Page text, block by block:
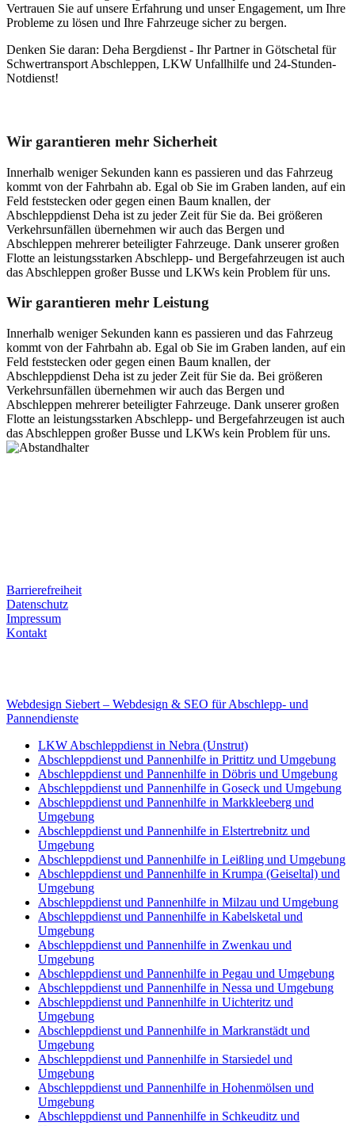
Vertrauen Sie auf unsere Erfahrung und unser Engagement, um Ihre
Probleme zu lösen und Ihre Fahrzeuge sicher zu bergen.
Denken Sie daran: Deha Bergdienst - Ihr Partner in Götschetal für
Schwertransport Abschleppen, LKW Unfallhilfe und 24-Stunden-
Notdienst!
Wir garantieren mehr Sicherheit
Innerhalb weniger Sekunden kann es passieren und das Fahrzeug
kommt von der Fahrbahn ab. Egal ob Sie im Graben landen, auf ein
Feld feststecken oder gegen einen Baum knallen, der
Abschleppdienst Deha ist zu jeder Zeit für Sie da. Bei größeren
Verkehrsunfällen übernehmen wir auch das Bergen und
Abschleppen mehrerer beteiligter Fahrzeuge. Dank unserer großen
Flotte an leistungsstarken Abschlepp- und Bergefahrzeugen ist auch
das Abschleppen großer Busse und LKWs kein Problem für uns.
Wir garantieren mehr Leistung
Innerhalb weniger Sekunden kann es passieren und das Fahrzeug
kommt von der Fahrbahn ab. Egal ob Sie im Graben landen, auf ein
Feld feststecken oder gegen einen Baum knallen, der
Abschleppdienst Deha ist zu jeder Zeit für Sie da. Bei größeren
Verkehrsunfällen übernehmen wir auch das Bergen und
Abschleppen mehrerer beteiligter Fahrzeuge. Dank unserer großen
Flotte an leistungsstarken Abschlepp- und Bergefahrzeugen ist auch
das Abschleppen großer Busse und LKWs kein Problem für uns.
Barrierefreiheit
Datenschutz
Impressum
Kontakt
Webdesign Siebert – Webdesign & SEO für Abschlepp- und
Pannendienste
LKW Abschleppdienst in Nebra (Unstrut)
Abschleppdienst und Pannenhilfe in Prittitz und Umgebung
Abschleppdienst und Pannenhilfe in Döbris und Umgebung
Abschleppdienst und Pannenhilfe in Goseck und Umgebung
Abschleppdienst und Pannenhilfe in Markkleeberg und
Umgebung
Abschleppdienst und Pannenhilfe in Elstertrebnitz und
Umgebung
Abschleppdienst und Pannenhilfe in Leißling und Umgebung
Abschleppdienst und Pannenhilfe in Krumpa (Geiseltal) und
Umgebung
Abschleppdienst und Pannenhilfe in Milzau und Umgebung
Abschleppdienst und Pannenhilfe in Kabelsketal und
Umgebung
Abschleppdienst und Pannenhilfe in Zwenkau und
Umgebung
Abschleppdienst und Pannenhilfe in Pegau und Umgebung
Abschleppdienst und Pannenhilfe in Nessa und Umgebung
Abschleppdienst und Pannenhilfe in Uichteritz und
Umgebung
Abschleppdienst und Pannenhilfe in Markranstädt und
Umgebung
Abschleppdienst und Pannenhilfe in Starsiedel und
Umgebung
Abschleppdienst und Pannenhilfe in Hohenmölsen und
Umgebung
Abschleppdienst und Pannenhilfe in Schkeuditz und